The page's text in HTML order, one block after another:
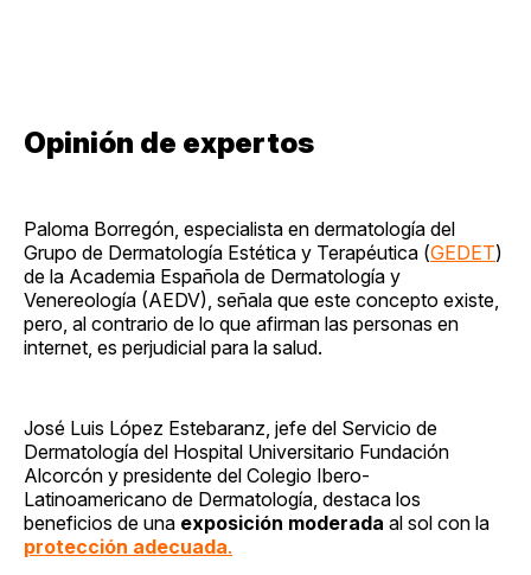
Opinión de expertos
Paloma Borregón, especialista en dermatología del
Grupo de Dermatología Estética y Terapéutica (GEDET)
de la Academia Española de Dermatología y
Venereología (AEDV), señala que este concepto existe,
pero, al contrario de lo que afirman las personas en
internet, es perjudicial para la salud.
José Luis López Estebaranz, jefe del Servicio de
Dermatología del Hospital Universitario Fundación
Alcorcón y presidente del Colegio Ibero-
Latinoamericano de Dermatología, destaca los
beneficios de una exposición moderada al sol con la
protección adecuada.